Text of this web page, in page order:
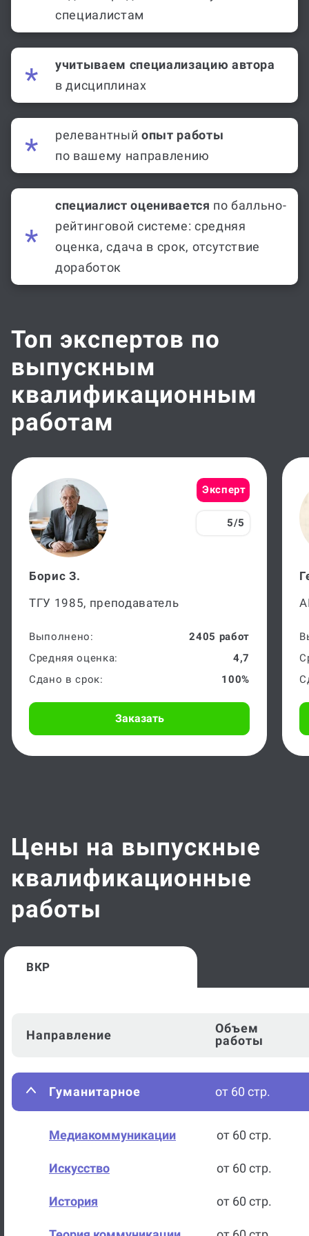
отдаем предпочтение научным
учитываем специализацию автора
релевантныйопыт работы
специалист оцениваетсяпо балльно-
рейтинговой системе: средняя
оценка, сдача в срок, отсутствие
Топ экспертов по
выпускным
квалификационным
работам
Эксперт
Борис З.
ТГУ 1985, преподаватель
Выполнено:
2405 работ
Средняя оценка:
4,7
Сдано в срок:
100%
Цены на выпускные
квалификационные
Медиакоммуникации от 60 стр.
Искусство от 60 стр.
История от 60 стр.